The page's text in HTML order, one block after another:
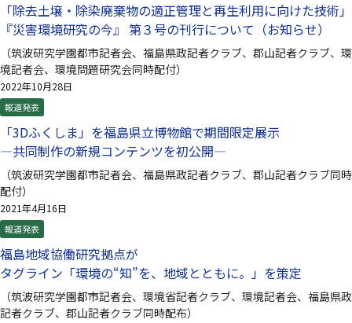
「除去土壌・除染廃棄物の適正管理と再生利用に向けた技術｣
『災害環境研究の今』 第３号の刊行について（お知らせ）
（筑波研究学園都市記者会、福島県政記者クラブ、郡山記者クラブ、環
境記者会、環境問題研究会同時配付）
2022年10月28日
報道発表
「3Dふくしま」を福島県立博物館で期間限定展示
—共同制作の新規コンテンツを初公開—
（筑波研究学園都市記者会、福島県政記者クラブ、郡山記者クラブ同時
配付）
2021年4月16日
報道発表
福島地域協働研究拠点が
タグライン「環境の“知”を、地域とともに。」を策定
（筑波研究学園都市記者会、環境省記者クラブ、環境記者会、福島県政
記者クラブ、郡山記者クラブ同時配布）